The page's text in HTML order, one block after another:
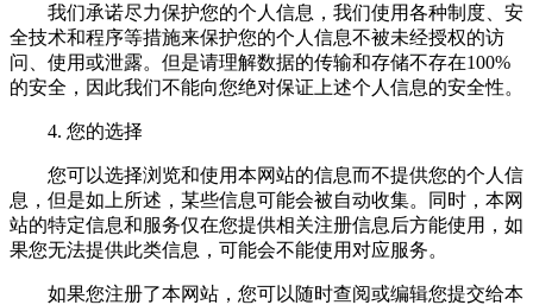
我们承诺尽力保护您的个人信息，我们使用各种制度、安
全技术和程序等措施来保护您的个人信息不被未经授权的访
问、使用或泄露。但是请理解数据的传输和存储不存在100%
的安全，因此我们不能向您绝对保证上述个人信息的安全性。
4. 您的选择
您可以选择浏览和使用本网站的信息而不提供您的个人信
息，但是如上所述，某些信息可能会被自动收集。同时，本网
站的特定信息和服务仅在您提供相关注册信息后方能使用，如
果您无法提供此类信息，可能会不能使用对应服务。
如果您注册了本网站，您可以随时查阅或编辑您提交给本